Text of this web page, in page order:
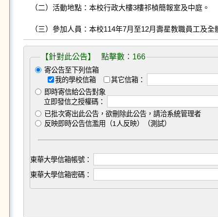
（二）活動地點：本校行政大樓3樓祁楨簡報室及中庭。
（三）參加人員：本校114年7月至12月壽星教職員工及全
【針對此公告】 點擊數：166
寄公告至下列信箱
我的學校信箱
其它信箱：
即時寄信給公告對象
立即發信之授權碼：
已批次寄出此公告，欲刪除此公告，請洽系統管理者
反映即時公告信濫用（1人反映）（測試）
東華大學信箱帳號：
東華大學信箱密碼：